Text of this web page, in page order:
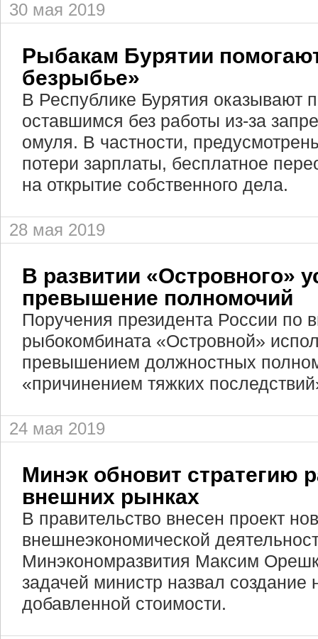
30 мая 2019
Рыбакам Бурятии
безрыбье»
В Республике Бурятия оказывают
оставшимся без работы из-за
омуля. В частности,
потери зарплаты, бесплатное
на открытие собственного дела.
28 мая 2019
В развитии «Островного»
превышение полномочий
Поручения президента России по
рыбокомбината «Островной»
превышением должностных
«причинением тяжких
24 мая 2019
Минэк обновит стратегию
внешних рынках
В правительство внесен проект
внешнеэкономической
Минэкономразвития Максим
задачей министр назвал создание
добавленной стоимости.